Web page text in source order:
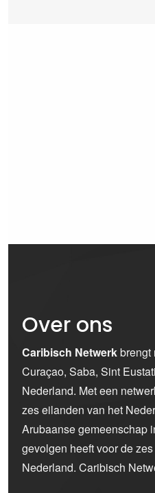
Over ons
Caribisch Netwerkbrengt
Curaçao, Saba, Sint
Nederland. Met een
zes eilanden van het
Arubaanse gemeenschap
gevolgen heeft voor de
Nederland. Caribisch